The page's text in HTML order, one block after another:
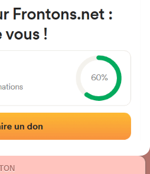
UN FRONTON
Gipuzkoa
Kalea 25
mur à gauche
|Commentaires et avis